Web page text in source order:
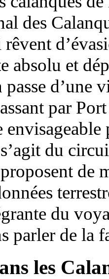
des
absolu et
passe d’une
par
du
de
du
parler de la
les